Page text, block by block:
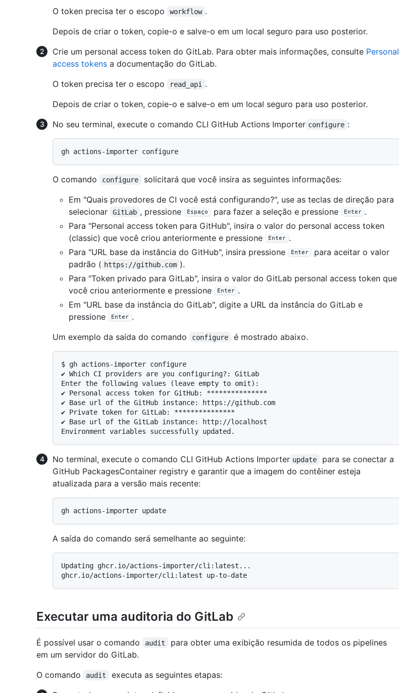
O token precisa ter o escopo
workflow .
Depois de criar o token, copie-o e salve-o em um local seguro para uso posterior.
Crie um personal access token do GitLab. Para obter mais informações, consulte Personal
access tokens a documentação do GitLab.
O token precisa ter o escopo
read_api
.
Depois de criar o token, copie-o e salve-o em um local seguro para uso posterior.
No seu terminal, execute o comando CLI GitHub Actions Importer configure :
O comando configure
solicitará que você insira as seguintes informações:
Em "Quais provedores de CI você está configurando?", use as teclas de direção para
selecionar
GitLab , pressione Espaço para fazer a seleção e pressione Enter .
Para "Personal access token para GitHub", insira o valor do personal access token
(classic) que você criou anteriormente e pressione
Enter .
Para "URL base da instância do GitHub", insira pressione
Enter
para aceitar o valor
padrão ( https://github.com ).
Para "Token privado para GitLab", insira o valor do GitLab personal access token que
você criou anteriormente e pressione
Enter .
Em "URL base da instância do GitLab", digite a URL da instância do GitLab e
pressione
Enter .
Um exemplo da saída do comando
configure é mostrado abaixo.
$ gh actions-importer configure
✔ Which CI providers are you configuring?: GitLab
Enter the following values (leave empty to omit):
✔ Personal access token for GitHub: ***************
✔ Base url of the GitHub instance: https://github.com
✔ Private token for GitLab: ***************
✔ Base url of the GitLab instance: http://localhost
No terminal, execute o comando CLI GitHub Actions Importer update
para se conectar a
GitHub PackagesContainer registry e garantir que a imagem do contêiner esteja
atualizada para a versão mais recente:
A saída do comando será semelhante ao seguinte:
Updating ghcr.io/actions-importer/cli:latest...
Executar uma auditoria do GitLab
É possível usar o comando audit
para obter uma exibição resumida de todos os pipelines
em um servidor do GitLab.
O comando
audit
executa as seguintes etapas: